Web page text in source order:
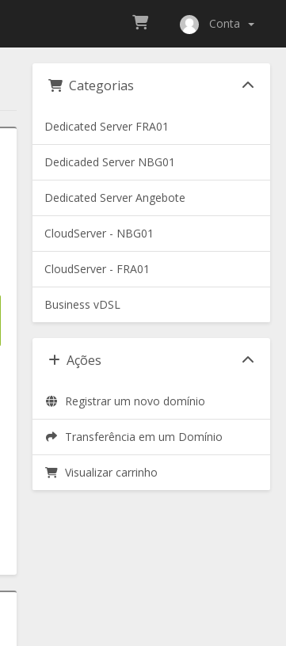
Conta
Categorias
Dedicated Server FRA01
Dedicaded Server NBG01
Dedicated Server Angebote
CloudServer - NBG01
CloudServer - FRA01
Business vDSL
Ações
Registrar um novo domínio
Transferência em um Domínio
Visualizar carrinho